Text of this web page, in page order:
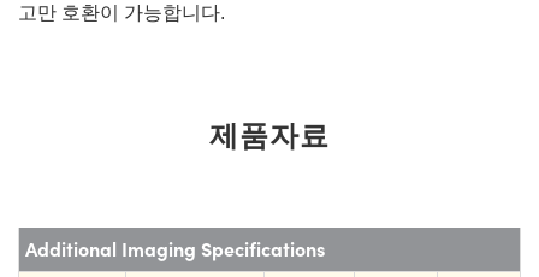
고만 호환이 가능합니다.
제품자료
Additional Imaging Specifications